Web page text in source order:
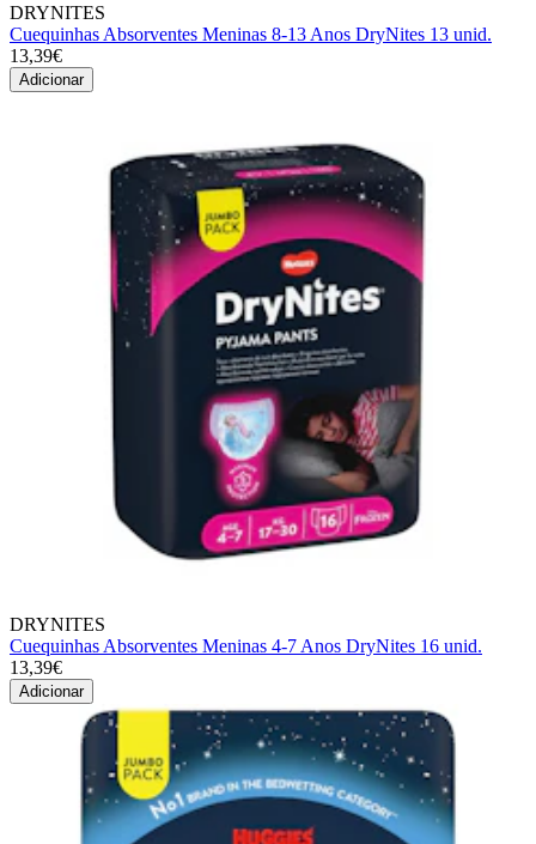
DRYNITES
Cuequinhas Absorventes Meninas 8-13 Anos DryNites 13 unid.
13,39€
Adicionar
DRYNITES
Cuequinhas Absorventes Meninas 4-7 Anos DryNites 16 unid.
13,39€
Adicionar